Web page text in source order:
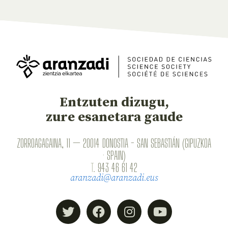
Entzuten dizugu,
zure esanetara gaude
ZORROAGAGAINA, 11 — 20014 DONOSTIA - SAN SEBASTIÁN (GIPUZKOA
· SPAIN)
T. 943 46 61 42
aranzadi@aranzadi.eus